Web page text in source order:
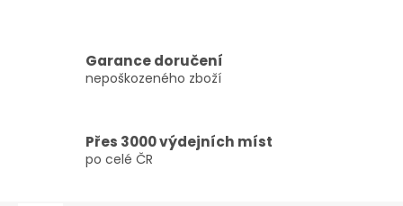
Garance doručení
nepoškozeného zboží
Přes 3000 výdejních míst
po celé ČR